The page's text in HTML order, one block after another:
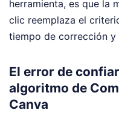
herramienta, es que la
clic reemplaza el
tiempo de corrección y
El error de
algoritmo de
Canva